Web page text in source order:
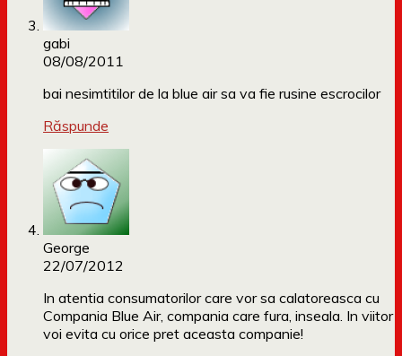
gabi
08/08/2011
bai nesimtitilor de la blue air sa va fie rusine escrocilor
Răspunde
George
22/07/2012
In atentia consumatorilor care vor sa calatoreasca cu
Compania Blue Air, compania care fura, inseala. In viitor
voi evita cu orice pret aceasta companie!